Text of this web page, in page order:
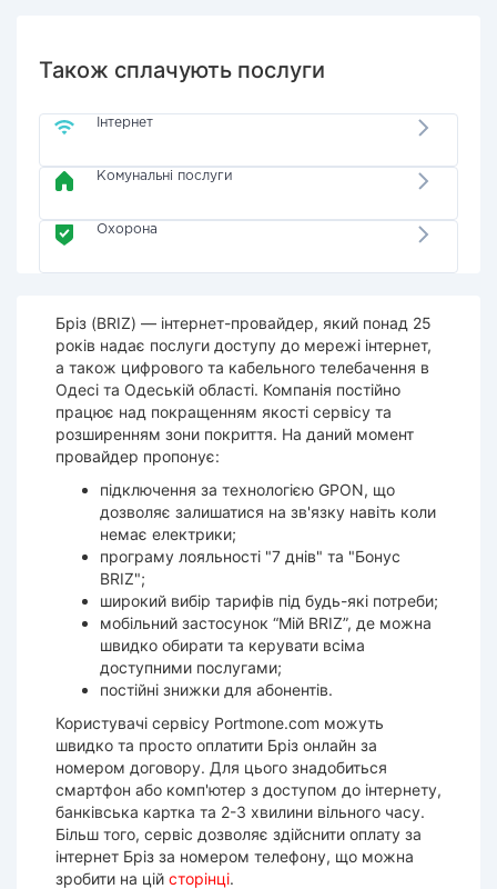
Також сплачують послуги
Інтернет
Комунальні послуги
Охорона
Бріз (BRIZ) — інтернет-провайдер, який понад 25
років надає послуги доступу до мережі інтернет,
а також цифрового та кабельного телебачення в
Одесі та Одеській області. Компанія постійно
працює над покращенням якості сервісу та
розширенням зони покриття. На даний момент
провайдер пропонує:
підключення за технологією GPON, що
дозволяє залишатися на зв'язку навіть коли
немає електрики;
програму лояльності "7 днів" та "Бонус
BRIZ";
широкий вибір тарифів під будь-які потреби;
мобільний застосунок “Мій BRIZ”, де можна
швидко обирати та керувати всіма
доступними послугами;
постійні знижки для абонентів.
Користувачі сервісу Portmone.com можуть
швидко та просто оплатити Бріз онлайн за
номером договору. Для цього знадобиться
смартфон або комп'ютер з доступом до інтернету,
банківська картка та 2-3 хвилини вільного часу.
Більш того, сервіс дозволяє здійснити оплату за
інтернет Бріз за номером телефону, що можна
зробити на цій сторінці.